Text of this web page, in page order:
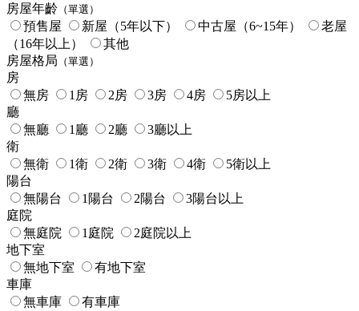
房屋年齡 （單選）
預售屋 新屋（5年以下） 中古屋（6~15年）
老屋
（16年以上）
其他
房屋格局 （單選）
房
無房
1房 2房 3房 4房
5房以上
廳
無廳
1廳 2廳
3廳以上
衛
無衛
1衛 2衛 3衛 4衛
5衛以上
陽台
無陽台
1陽台 2陽台
3陽台以上
庭院
無庭院
1庭院
2庭院以上
地下室
無地下室
有地下室
車庫
無車庫
有車庫